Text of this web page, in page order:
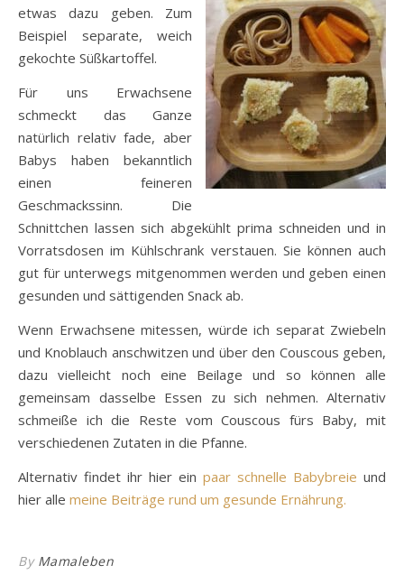
etwas dazu geben. Zum
Beispiel separate, weich
gekochte Süßkartoffel.
Für uns Erwachsene
schmeckt das Ganze
natürlich relativ fade, aber
Babys haben bekanntlich
einen feineren
Geschmackssinn. Die
Schnittchen lassen sich abgekühlt prima schneiden und in
Vorratsdosen im Kühlschrank verstauen. Sie können auch
gut für unterwegs mitgenommen werden und geben einen
gesunden und sättigenden Snack ab.
Wenn Erwachsene mitessen, würde ich separat Zwiebeln
und Knoblauch anschwitzen und über den Couscous geben,
dazu vielleicht noch eine Beilage und so können alle
gemeinsam dasselbe Essen zu sich nehmen. Alternativ
schmeiße ich die Reste vom Couscous fürs Baby, mit
verschiedenen Zutaten in die Pfanne.
Alternativ findet ihr hier ein paar schnelle Babybreie und
hier alle meine Beiträge rund um gesunde Ernährung.
By Mamaleben